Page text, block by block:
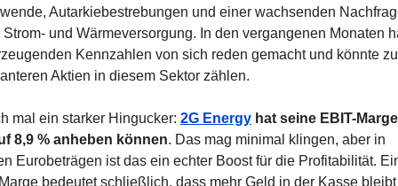
Autarkiebestrebungen und einer wachsenden
und Wärmeversorgung. In den vergangenen Monaten
Kennzahlen von sich reden gemacht und könnte
Aktien in diesem Sektor zählen.
mal ein starker Hingucker: 2G Energy hat seine EBIT-
8,9 % anheben können. Das mag minimal klingen, aber in
Eurobeträgen ist das ein echter Boost für die Profitabilität.
bedeutet schließlich, dass mehr Geld in der Kasse